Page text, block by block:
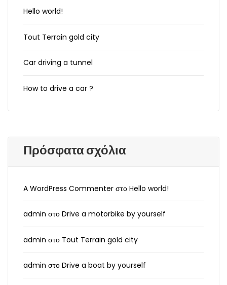
Hello world!
Tout Terrain gold city
Car driving a tunnel
How to drive a car ?
Πρόσφατα σχόλια
A WordPress Commenter στο Hello world!
admin στο Drive a motorbike by yourself
admin στο Tout Terrain gold city
admin στο Drive a boat by yourself